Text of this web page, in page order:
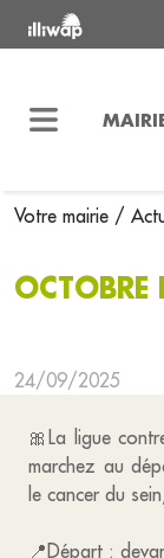
Votre mairie /
OCTOBRE
24/09/2025
🎀La ligue
marchez au
le cancer du
📍Départ :